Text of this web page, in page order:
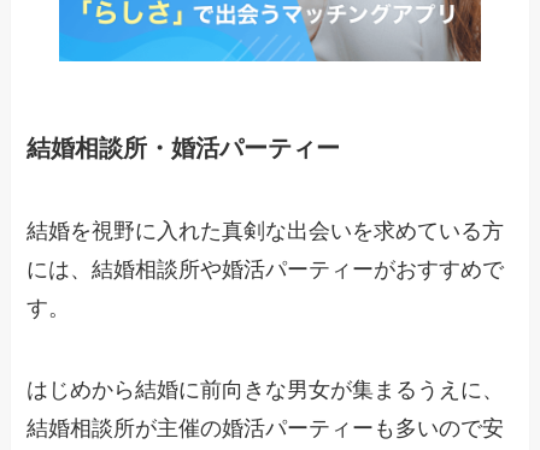
結婚相談所・婚活パーティー
結婚を視野に入れた真剣な出会いを求めている方
には、結婚相談所や婚活パーティーがおすすめで
す。
はじめから結婚に前向きな男女が集まるうえに、
結婚相談所が主催の婚活パーティーも多いので安